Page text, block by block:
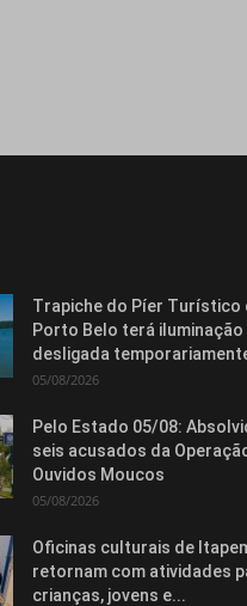
Trapiche do Píer Turístico
Porto Belo terá iluminação
desligada
05/08/2026
Pelo Estado 05/08:
seis acusados da
Ouvidos Moucos
05/08/2026
Oficinas culturais de
retornam com atividades
crianças, jovens e...